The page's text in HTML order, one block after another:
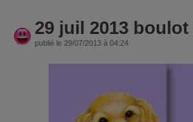
29 juil 2013 boulot
publié le 29/07/2013 à 04:24